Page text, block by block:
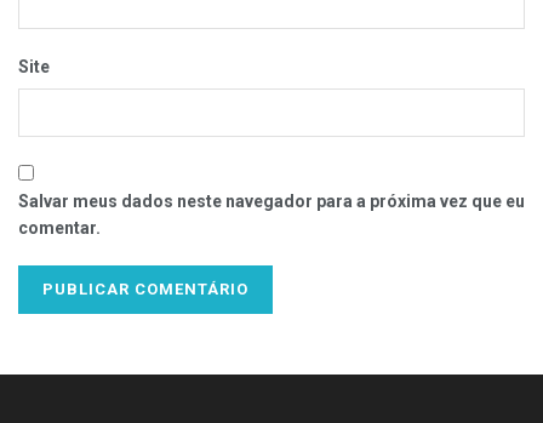
Site
Salvar meus dados neste navegador para a próxima vez que eu
comentar.